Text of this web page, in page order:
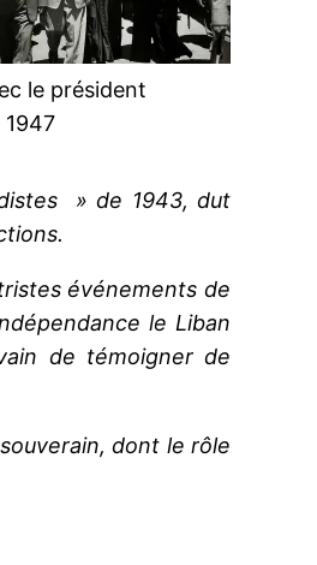
le président
1947
» de 1943, dut
événements de
le Liban
de témoigner de
dont le rôle